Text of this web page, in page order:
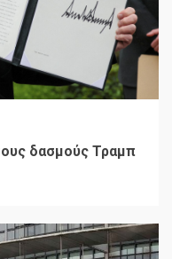
δασμούς Τραμπ